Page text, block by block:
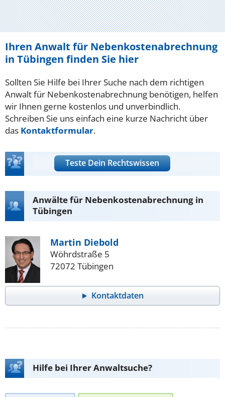
Ihren Anwalt für Nebenkostenabrechnung
in Tübingen finden Sie hier
Sollten Sie Hilfe bei Ihrer Suche nach dem richtigen
Anwalt für Nebenkostenabrechnung benötigen, helfen
wir Ihnen gerne kostenlos und unverbindlich.
Schreiben Sie uns einfach eine kurze Nachricht über
das Kontaktformular.
Teste Dein Rechtswissen
Anwälte für Nebenkostenabrechnung in
Tübingen
Martin Diebold
Wöhrdstraße 5
72072 Tübingen
Kontaktdaten
Hilfe bei Ihrer Anwaltsuche?